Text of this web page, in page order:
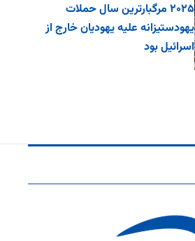
۲۰۲۵ مرگبارترین سال حملات
یهودستیزانه علیه یهودیان خارج از
اسرائیل بود